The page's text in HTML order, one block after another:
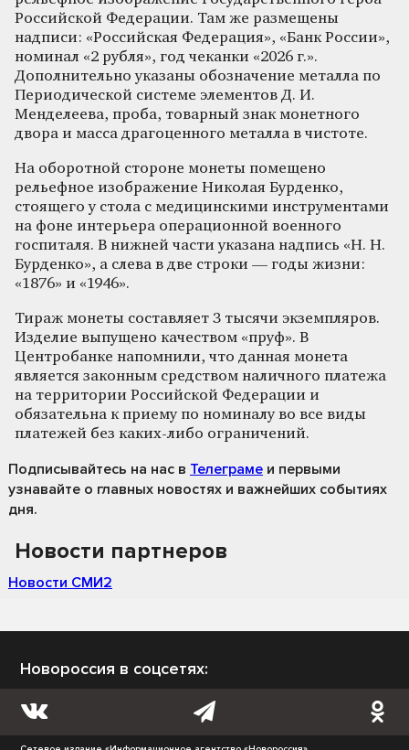
Российской Федерации. Там же размещены
надписи: «Российская Федерация», «Банк России»,
номинал «2 рубля», год чеканки «2026 г.».
Дополнительно указаны обозначение металла по
Периодической системе элементов Д. И.
Менделеева, проба, товарный знак монетного
двора и масса драгоценного металла в чистоте.
На оборотной стороне монеты помещено
рельефное изображение Николая Бурденко,
стоящего у стола с медицинскими инструментами
на фоне интерьера операционной военного
госпиталя. В нижней части указана надпись «Н. Н.
Бурденко», а слева в две строки — годы жизни:
«1876» и «1946».
Тираж монеты составляет 3 тысячи экземпляров.
Изделие выпущено качеством «пруф». В
Центробанке напомнили, что данная монета
является законным средством наличного платежа
на территории Российской Федерации и
обязательна к приему по номиналу во все виды
платежей без каких-либо ограничений.
Подписывайтесь на нас в Телеграме и первыми
узнавайте о главных новостях и важнейших событиях
дня.
Новости партнеров
Новости СМИ2
Новороссия в соцсетях: